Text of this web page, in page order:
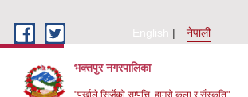
English
नेपाली
भक्तपुर नगरपालिका